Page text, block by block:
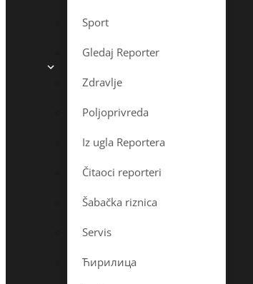
Sport
Gledaj Reporter
Zdravlje
Poljoprivreda
Iz ugla Reportera
Čitaoci reporteri
Šabačka riznica
Servis
Ћирилица